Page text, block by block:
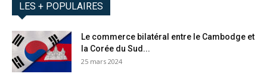
LES + POPULAIRES
Le commerce bilatéral entre le Cambodge et
la Corée du Sud...
25 mars 2024